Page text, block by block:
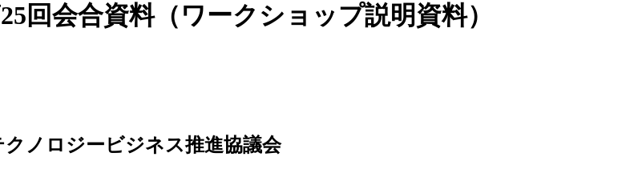
回会合資料（ワークショップ説明資料）
ノロジービジネス推進協議会